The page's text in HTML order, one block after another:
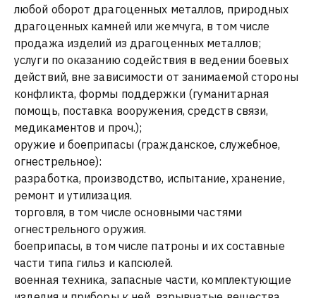
любой оборот драгоценных металлов, природных
драгоценных камней или жемчуга, в том числе
продажа изделий из драгоценных металлов;
услуги по оказанию содействия в ведении боевых
действий, вне зависимости от занимаемой стороны
конфликта, формы поддержки (гуманитарная
помощь, поставка вооружения, средств связи,
медикаментов и проч.);
оружие и боеприпасы (гражданское, служебное,
огнестрельное):
разработка, производство, испытание, хранение,
ремонт и утилизация.
торговля, в том числе основными частями
огнестрельного оружия.
боеприпасы, в том числе патроны и их составные
части типа гильз и капсюлей.
военная техника, запасные части, комплектующие